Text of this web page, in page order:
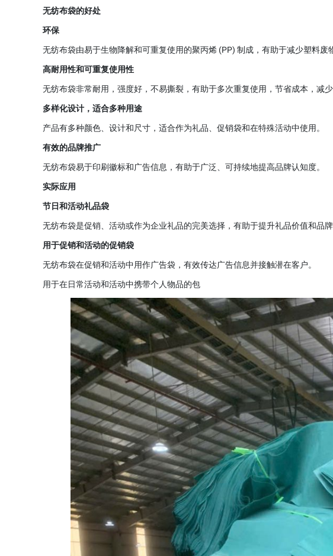
无纺布袋的好处
环保
无纺布袋由易于生物降解和可重复使用的聚丙烯 (PP) 制成，有助于减少塑料废
高耐用性和可重复使用性
无纺布袋非常耐用，强度好，不易撕裂，有助于多次重复使用，节省成本，减少
多样化设计，适合多种用途
产品有多种颜色、设计和尺寸，适合作为礼品、促销袋和在特殊活动中使用。
有效的品牌推广
无纺布袋易于印刷徽标和广告信息，有助于广泛、可持续地提高品牌认知度。
实际应用
节日和活动礼品袋
无纺布袋是促销、活动或作为企业礼品的完美选择，有助于提升礼品价值和品牌
用于促销和活动的促销袋
无纺布袋在促销和活动中用作广告袋，有效传达广告信息并接触潜在客户。
用于在日常活动和活动中携带个人物品的包